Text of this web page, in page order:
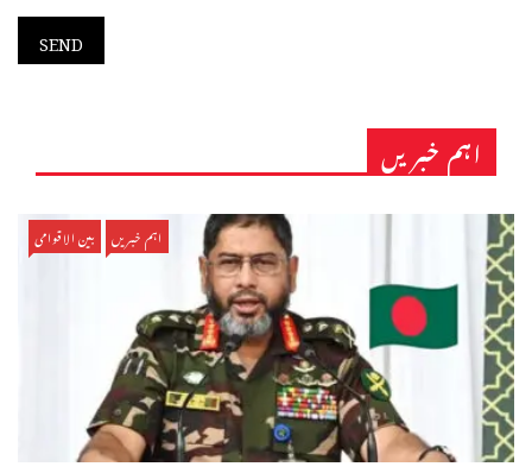
اہم خبریں
اہم خبریں بین الاقوامی